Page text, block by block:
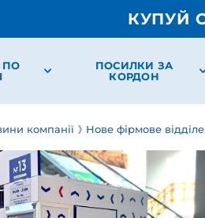
КУПУЙ
ПО
ПОСИЛКИ ЗА
КОРДОН
компанії Нове фірмове